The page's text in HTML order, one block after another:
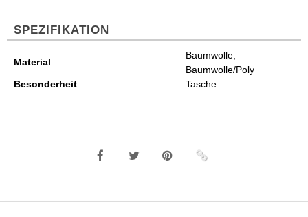
SPEZIFIKATION
Material
Baumwolle,
Baumwolle/Poly
Besonderheit
Tasche